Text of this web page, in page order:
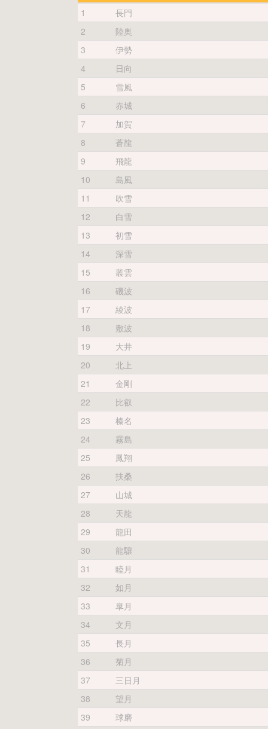
1
長門
2
陸奥
3
伊勢
4
日向
5
雪風
6
赤城
7
加賀
8
蒼龍
9
飛龍
10
島風
11
吹雪
12
白雪
13
初雪
14
深雪
15
叢雲
16
磯波
17
綾波
18
敷波
19
大井
20
北上
21
金剛
22
比叡
23
榛名
24
霧島
25
鳳翔
26
扶桑
27
山城
28
天龍
29
龍田
30
龍驤
31
睦月
32
如月
33
皐月
34
文月
35
長月
36
菊月
37
三日月
38
望月
39
球磨